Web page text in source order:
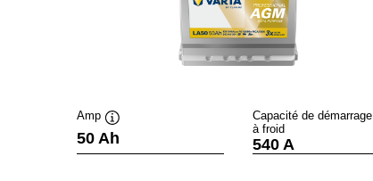
Amp
Infobulle
50 Ah
Capacité de démarrage
à froid
540 A